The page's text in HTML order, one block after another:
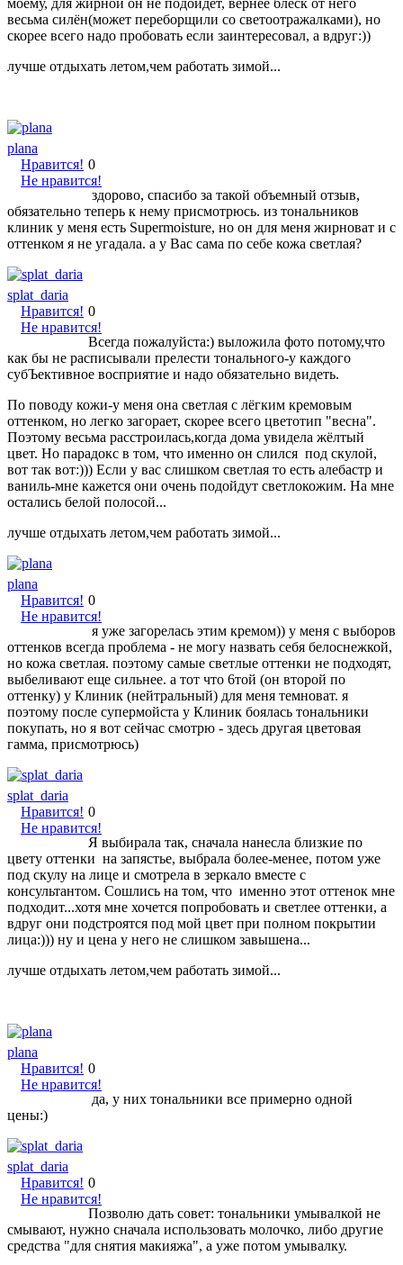
весьма силён(может переборщили со светоотражалками), но
скорее всего надо пробовать если заинтересовал, а вдруг:))
лучше отдыхать летом,чем работать зимой...
plana
Нравится!
Не нравится!
0
здорово, спасибо за такой объемный отзыв,
обязательно теперь к нему присмотрюсь. из тональников
клиник у меня есть Supermoisture, но он для меня жирноват и с
оттенком я не угадала. а у Вас сама по себе кожа светлая?
splat_daria
Нравится!
Не нравится!
0
Всегда пожалуйста:) выложила фото потому,что
как бы не расписывали прелести тонального-у каждого
субЪективное восприятие и надо обязательно видеть.
По поводу кожи-у меня она светлая с лёгким кремовым
оттенком, но легко загорает, скорее всего цветотип "весна".
Поэтому весьма расстроилась,когда дома увидела жёлтый
цвет. Но парадокс в том, что именно он слился под скулой,
вот так вот:))) Если у вас слишком светлая то есть алебастр и
ваниль-мне кажется они очень подойдут светлокожим. На мне
остались белой полосой...
лучше отдыхать летом,чем работать зимой...
plana
Нравится!
Не нравится!
0
я уже загорелась этим кремом)) у меня с выборов
оттенков всегда проблема - не могу назвать себя белоснежкой,
но кожа светлая. поэтому самые светлые оттенки не подходят,
выбеливают еще сильнее. а тот что 6той (он второй по
оттенку) у Клиник (нейтральный) для меня темноват. я
поэтому после супермойста у Клиник боялась тональники
покупать, но я вот сейчас смотрю - здесь другая цветовая
гамма, присмотрюсь)
splat_daria
Нравится!
Не нравится!
0
Я выбирала так, сначала нанесла близкие по
цвету оттенки на запястье, выбрала более-менее, потом уже
под скулу на лице и смотрела в зеркало вместе с
консультантом. Сошлись на том, что именно этот оттенок мне
подходит...хотя мне хочется попробовать и светлее оттенки, а
вдруг они подстроятся под мой цвет при полном покрытии
лица:))) ну и цена у него не слишком завышена...
лучше отдыхать летом,чем работать зимой...
plana
Нравится!
Не нравится!
0
да, у них тональники все примерно одной
цены:)
splat_daria
Нравится!
Не нравится!
0
Позволю дать совет: тональники умывалкой не
смывают, нужно сначала использовать молочко, либо другие
средства "для снятия макияжа", а уже потом умывалку.